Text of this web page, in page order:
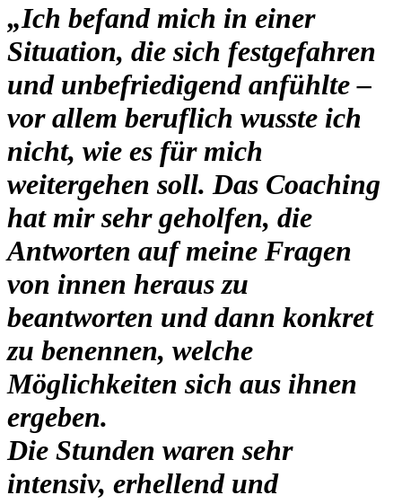
„Ich befand mich in einer
Situation, die sich festgefahren
und unbefriedigend anfühlte –
vor allem beruflich wusste ich
nicht, wie es für mich
weitergehen soll. Das Coaching
hat mir sehr geholfen, die
Antworten auf meine Fragen
von innen heraus zu
beantworten und dann konkret
zu benennen, welche
Möglichkeiten sich aus ihnen
ergeben.
Die Stunden waren sehr
intensiv, erhellend und